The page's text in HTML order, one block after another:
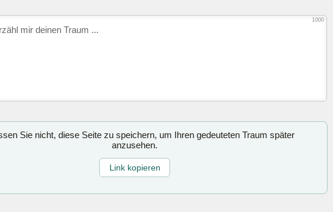
1000
Sie nicht, diese Seite zu speichern, um Ihren gedeuteten Traum später
anzusehen.
Link kopieren